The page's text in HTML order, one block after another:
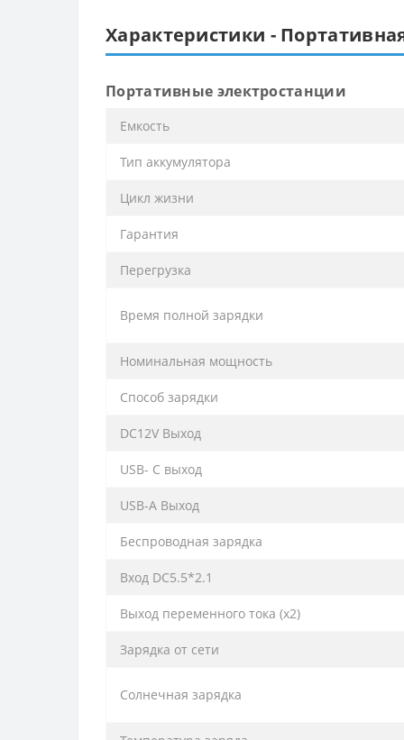
Характеристики -
Портативные электростанции
Емкость
Тип аккумулятора
Цикл жизни
Гарантия
Перегрузка
Время полной зарядки
Номинальная мощность
Способ зарядки
DC12V Выход
USB- C выход
USB-A Выход
Беспроводная зарядка
Вход DC5.5*2.1
Выход переменного тока (x2)
Зарядка от сети
Солнечная зарядка